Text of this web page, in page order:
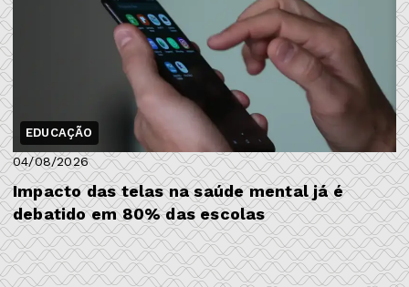
EDUCAÇÃO
04/08/2026
Impacto das telas na saúde mental já é
debatido em 80% das escolas